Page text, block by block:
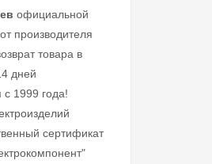
официальной
производителя
товара в
дней
1999 года!
сертификат